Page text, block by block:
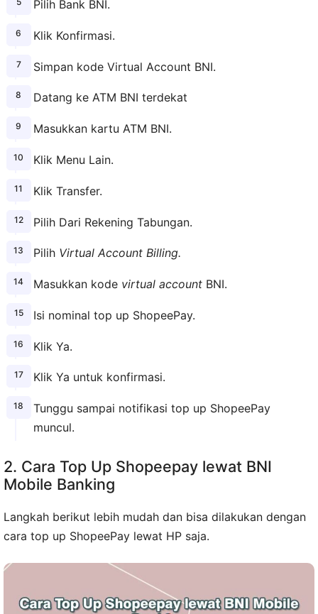
Pilih Bank BNI.
Klik Konfirmasi.
Simpan kode Virtual Account BNI.
Datang ke ATM BNI terdekat
Masukkan kartu ATM BNI.
Klik Menu Lain.
Klik Transfer.
Pilih Dari Rekening Tabungan.
Pilih Virtual Account Billing.
Masukkan kode virtual accountBNI.
Isi nominal top up ShopeePay.
Klik Ya.
Klik Ya untuk konfirmasi.
Tunggu sampai notifikasi top up ShopeePay
muncul.
2. Cara Top Up Shopeepay lewat BNI
Mobile Banking
Langkah berikut lebih mudah dan bisa dilakukan dengan
cara top up ShopeePay lewat HP saja.